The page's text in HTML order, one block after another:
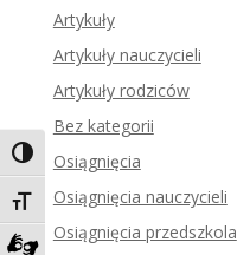
Toggle High Contrast
Toggle Font size
Artykuły
Artykuły nauczycieli
Artykuły rodziców
Bez kategorii
Osiągnięcia
Osiągnięcia nauczycieli
Osiągnięcia przedszkola